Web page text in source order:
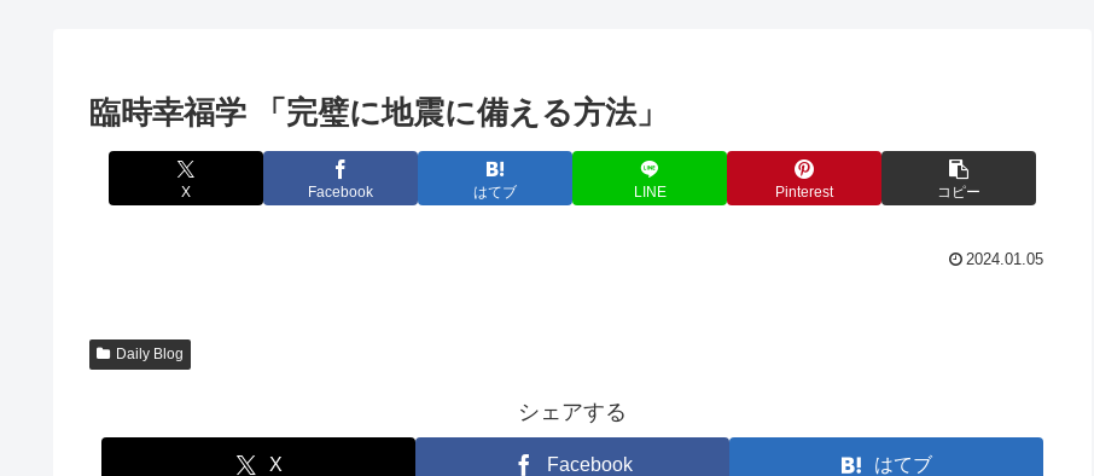
臨時幸福学 「完璧に地震に備える方法」
X Facebook はてブ LINE Pinterest コピー
2024.01.05
Daily Blog
シェアする
X Facebook はてブ